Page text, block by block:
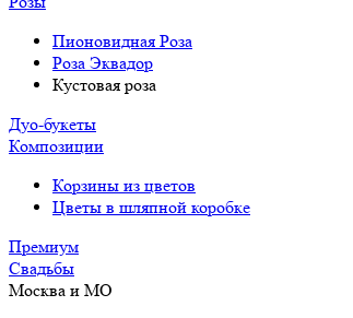
Пионовидная Роза
Роза Эквадор
Кустовая роза
Дуо-букеты
Композиции
Корзины из цветов
Цветы в шляпной коробке
Премиум
Свадьбы
Москва и МО